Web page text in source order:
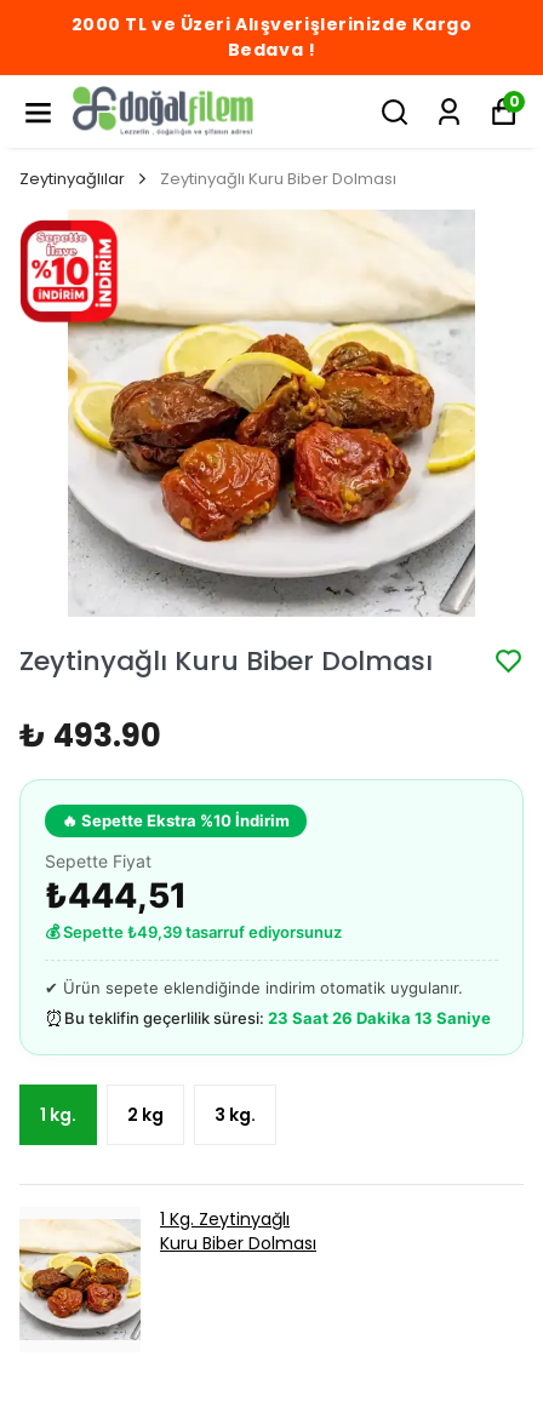
2000 TL ve Üzeri Alışverişlerinizde Kargo
Bedava !
0
Zeytinyağlılar Zeytinyağlı Kuru Biber Dolması
Zeytinyağlı Kuru Biber Dolması
₺ 493.90
🔥 Sepette Ekstra %10 İndirim
Sepette Fiyat
₺444,51
💰 Sepette ₺49,39 tasarruf ediyorsunuz
✔ Ürün sepete eklendiğinde indirim otomatik uygulanır.
⏰ Bu teklifin geçerlilik süresi:23 Saat 26 Dakika 13 Saniye
1 kg. 2 kg 3 kg.
1 Kg. Zeytinyağlı
Kuru Biber Dolması